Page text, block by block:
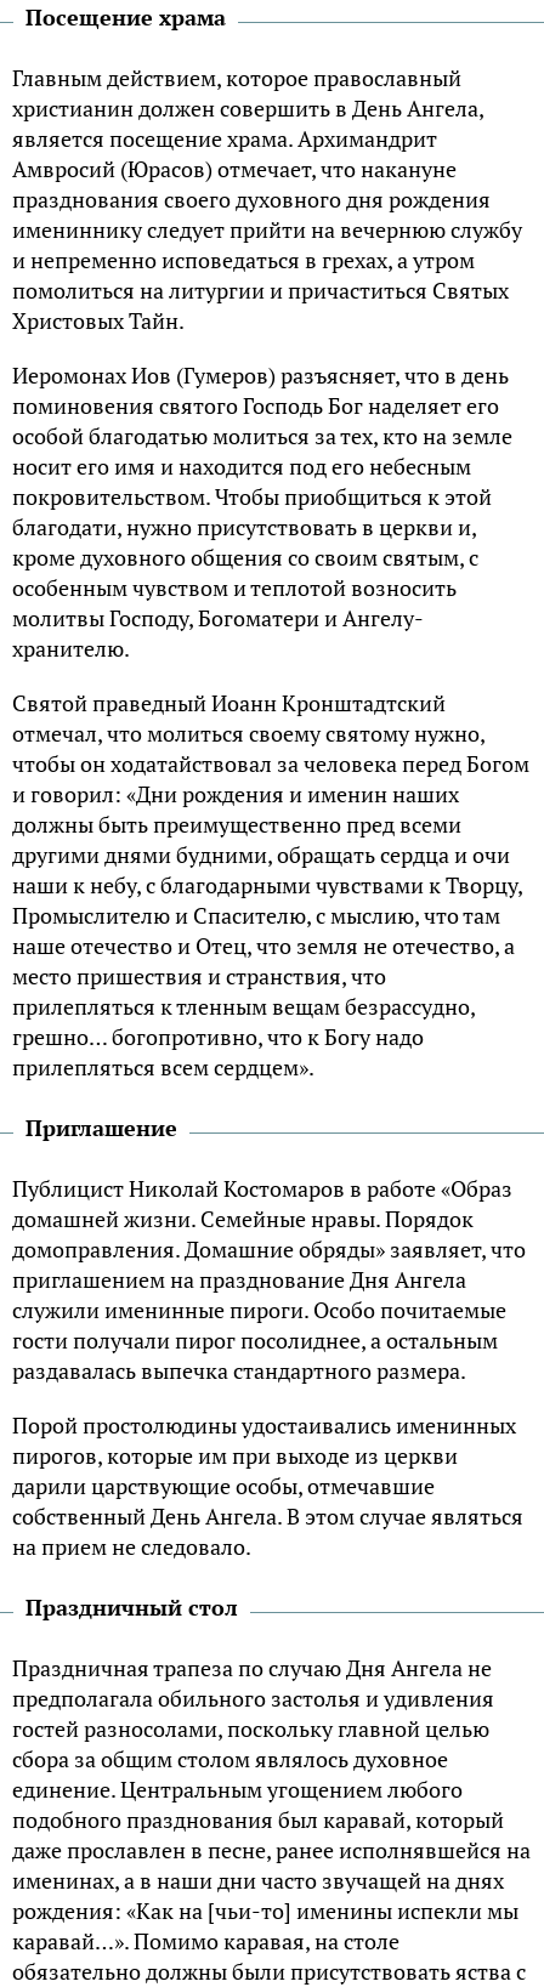
Посещение храма
Главным действием, которое православный
христианин должен совершить в День Ангела,
является посещение храма. Архимандрит
Амвросий (Юрасов) отмечает, что накануне
празднования своего духовного дня рождения
имениннику следует прийти на вечернюю службу
и непременно исповедаться в грехах, а утром
помолиться на литургии и причаститься Святых
Христовых Тайн.
Иеромонах Иов (Гумеров) разъясняет, что в день
поминовения святого Господь Бог наделяет его
особой благодатью молиться за тех, кто на земле
носит его имя и находится под его небесным
покровительством. Чтобы приобщиться к этой
благодати, нужно присутствовать в церкви и,
кроме духовного общения со своим святым, с
особенным чувством и теплотой возносить
молитвы Господу, Богоматери и Ангелу-
хранителю.
Святой праведный Иоанн Кронштадтский
отмечал, что молиться своему святому нужно,
чтобы он ходатайствовал за человека перед Богом
и говорил: «Дни рождения и именин наших
должны быть преимущественно пред всеми
другими днями будними, обращать сердца и очи
наши к небу, с благодарными чувствами к Творцу,
Промыслителю и Спасителю, с мыслию, что там
наше отечество и Отец, что земля не отечество, а
место пришествия и странствия, что
прилепляться к тленным вещам безрассудно,
грешно… богопротивно, что к Богу надо
прилепляться всем сердцем».
Приглашение
Публицист Николай Костомаров в работе «Образ
домашней жизни. Семейные нравы. Порядок
домоправления. Домашние обряды» заявляет, что
приглашением на празднование Дня Ангела
служили именинные пироги. Особо почитаемые
гости получали пирог посолиднее, а остальным
раздавалась выпечка стандартного размера.
Порой простолюдины удостаивались именинных
пирогов, которые им при выходе из церкви
дарили царствующие особы, отмечавшие
собственный День Ангела. В этом случае являться
на прием не следовало.
Праздничный стол
Праздничная трапеза по случаю Дня Ангела не
предполагала обильного застолья и удивления
гостей разносолами, поскольку главной целью
сбора за общим столом являлось духовное
единение. Центральным угощением любого
подобного празднования был каравай, который
даже прославлен в песне, ранее исполнявшейся на
именинах, а в наши дни часто звучащей на днях
рождения: «Как на [чьи-то] именины испекли мы
каравай…». Помимо каравая, на столе
обязательно должны были присутствовать яства с